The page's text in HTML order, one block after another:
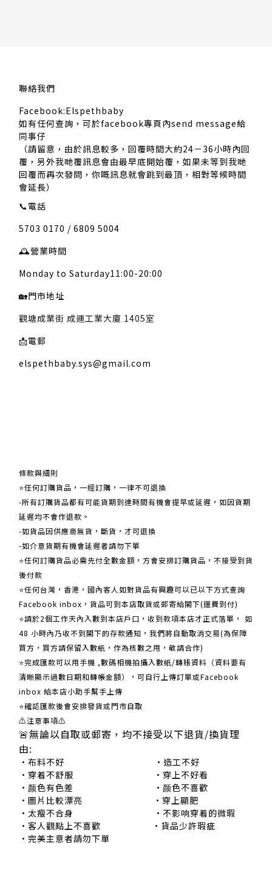
聯絡我們
Facebook:Elspethbaby
如有任何查詢，可於facebook專頁內send message給
同事仔
（請留意，由於訊息較多，回覆時間大約24－36小時內回
覆，另外我哋覆訊息會由最早底開始覆，如果未等到我哋
回覆而再次發問，你嘅訊息就會跳到最頂，相對等候時間
會延長）
📞電話
5703 0170 / 6809 5004
🕰️營業時間
Monday to Saturday11:00-20:00
🏡門市地址
觀塘成業街 成運工業大廈 1405室
📩電郵
elspethbaby.sys@gmail.com
條款與細則
⭐任何訂購貨品，一經訂購，一律不可退換
-所有訂購貨品都有可能貨期到達時間有機會提早或延遲，如因貨期
延遲均不會作退款。
-如貨品因供應商無貨，斷貨，才可退換
-如介意貨期有機會延遲者請勿下單
⭐任何訂購貨品必需先付全數金額，方會安排訂購貨品，不接受到貨
後付款
⭐任何台灣，香港，國內客人如對貨品有興趣可以已以下方式查詢
Facebook inbox，貨品可到本店取貨或郵寄給閣下(運費到付)
​​⭐請於2個工作天內入數到本店戶口，收到款項本店才正式落單， 如
48 小時內乃收不到閣下的存款通知，我們將自動取消交易(為保障
買方，買方請保留入數紙，作為核數之用，敬請合作)
⭐完成匯款可以用手機 ,數碼相機拍攝入數紙/轉賬資料（資料要有
清晰顯示過數日期和轉帳金額），可自行上傳訂單或Facebook
inbox 給本店小助手幫手上傳
⭐確認匯款後會安排發貨或門市自取
⚠注意事項⚠
🚨無論以自取或郵寄，均不接受以下退貨/換貨理
由:
•布料不好 •造工不好
•穿着不舒服 •穿上不好看
•颜色有色差 •颜色不喜歡
•圖片比較漂亮 •穿上顯肥
•太瘦不合身 •不影响穿着的微瑕
•客人觀點上不喜歡 •貨品少許瑕疵
•完美主意者請勿下單